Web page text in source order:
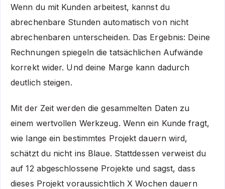
Wenn du mit Kunden arbeitest, kannst du
abrechenbare Stunden automatisch von nicht
abrechenbaren unterscheiden. Das Ergebnis: Deine
Rechnungen spiegeln die tatsächlichen Aufwände
korrekt wider. Und deine Marge kann dadurch
deutlich steigen.
Mit der Zeit werden die gesammelten Daten zu
einem wertvollen Werkzeug. Wenn ein Kunde fragt,
wie lange ein bestimmtes Projekt dauern wird,
schätzt du nicht ins Blaue. Stattdessen verweist du
auf 12 abgeschlossene Projekte und sagst, dass
dieses Projekt voraussichtlich X Wochen dauern